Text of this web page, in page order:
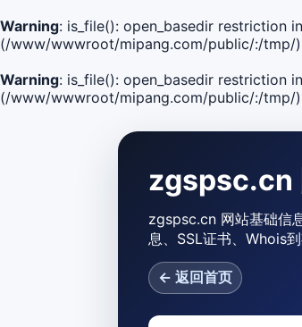
Warning: is_file(): open_basedir
(/www/wwwroot/mipang.com/public/:/tmp/
Warning: is_file(): open_basedir
(/www/wwwroot/mipang.com/public/:/tmp/
zgspsc.cn
zgspsc.cn 网站基础信
息、SSL证书、Whois
← 返回首页